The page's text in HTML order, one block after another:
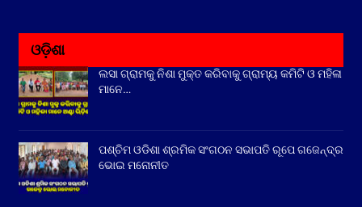
ଓଡ଼ିଶା
ଲସା ଗ୍ରାମକୁ ନିଶା ମୁକ୍ତ କରିବାକୁ ଗ୍ରାମ୍ୟ କମିଟି ଓ ମହିଳା
ମାନେ…
ପଶ୍ଚିମ ଓଡିଶା ଶ୍ରମିକ ସଂଗଠନ ସଭାପତି ରୂପେ ଗଜେନ୍ଦ୍ର
ଭୋଇ ମନୋନୀତ